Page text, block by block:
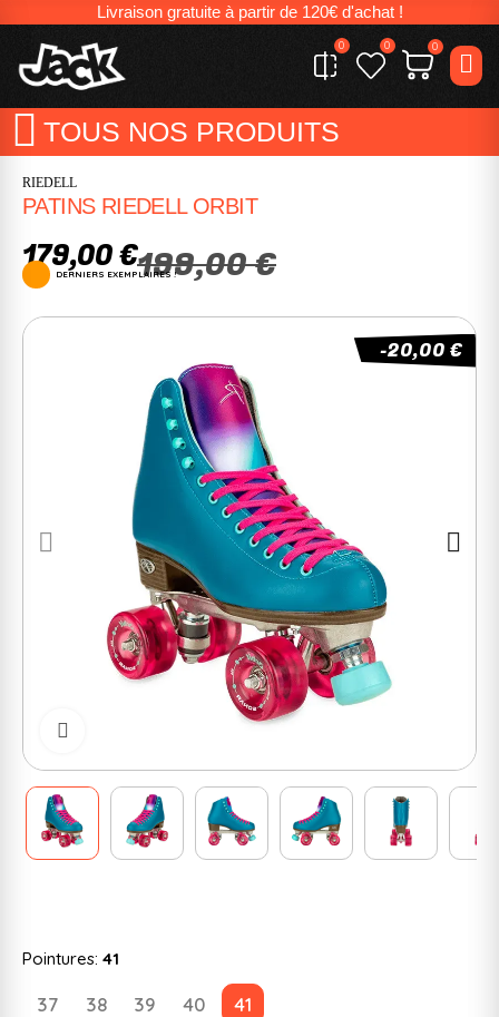
Livraison gratuite à partir de 120€ d'achat !
0 0 0
TOUS NOS PRODUITS
RIEDELL
PATINS RIEDELL ORBIT
179,00 €199,00 €
DERNIERS EXEMPLAIRES !
-20,00 €
Pointures: 41
37 38 39 40 41